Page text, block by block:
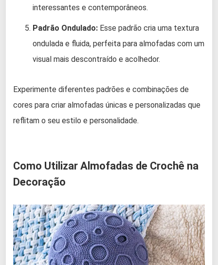
interessantes e contemporâneos.
Padrão Ondulado: Esse padrão cria uma textura
ondulada e fluida, perfeita para almofadas com um
visual mais descontraído e acolhedor.
Experimente diferentes padrões e combinações de
cores para criar almofadas únicas e personalizadas que
reflitam o seu estilo e personalidade.
Como Utilizar Almofadas de Crochê na
Decoração